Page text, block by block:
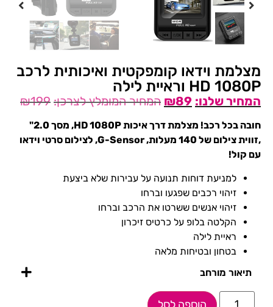
מצלמת וידאו קומפקטית ואיכותית לרכב
HD 1080P וראיית לילה
₪199 ₪89
חובה בכל רכב! מצלמת דרך איכות HD 1080P, מסך 2.0"
,זווית צילום של 140 מעלות, G-Sensor, לצילום סרטי וידאו
עם קול!
למניעת דוחות תנועה על עבירות שלא ביצעת
זיהוי רכבים שפגעו וברחו
זיהוי אנשים ששרטו את הרכב וברחו
הקלטה בלופ על כרטיס זיכרון
ראיית לילה
בטחון ובטיחות מלאה
תיאור מורחב